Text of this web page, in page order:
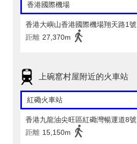
香港國際機場
香港大嶼山香港國際機場翔天路1號
距離 27,370m
上碗窰村屋附近的火車站
紅磡火車站
香港九龍油尖旺區紅磡灣暢運道8號
距離 15,150m